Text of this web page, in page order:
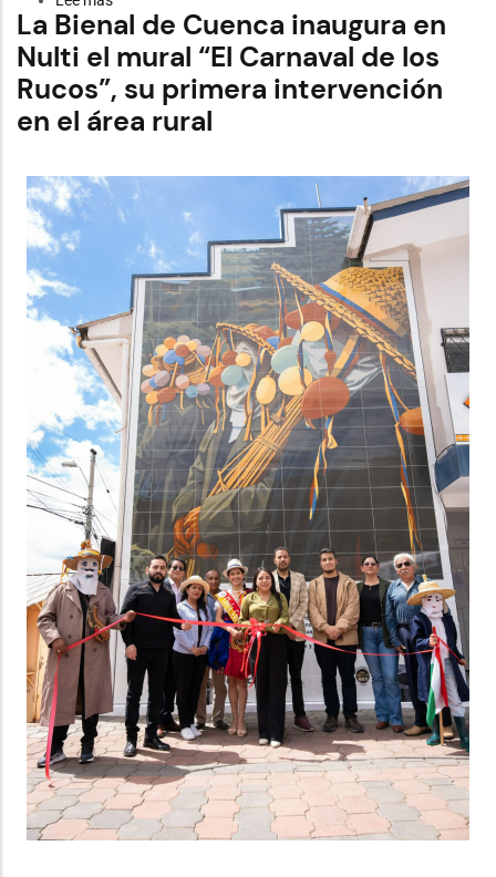
El
Municipio
de
Cuenca
entrega
vía
Monseñor
en
San
Joaquín
La Bienal de Cuenca inaugura en
Nulti el mural “El Carnaval de los
Rucos”, su primera intervención
en el área rural